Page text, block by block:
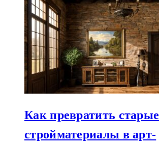
Как превратить старые
стройматериалы в арт-